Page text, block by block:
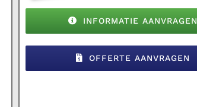
INFORMATIE AANVRAGEN
OFFERTE AANVRAGEN